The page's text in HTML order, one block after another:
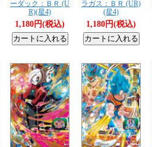
ーダック：ＢＲ (U
R)(星4)
1,180円(税込)
ラガス：ＢＲ (UR)
(星4)
1,180円(税込)